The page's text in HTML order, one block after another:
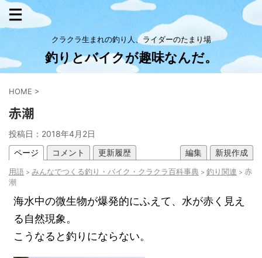
クラクラ生まれの釣り人、ライダーのたまり場
釣りとバイクが趣味なんだ。
HOME >
赤潮
投稿日： 2018年4月2日
ページ
コメント 更新履歴 編集 新規作成
用語 > みんなでつくる釣り・バイク・クラクラ百科事典 > 釣り関連 > 赤
潮
海水中の微生物が爆発的にふえて、水が赤く見え
る自然現象。
こうなると釣りにならない。